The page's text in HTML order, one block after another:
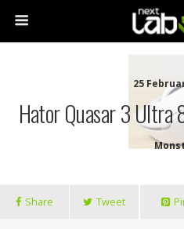
25
Hator Quasar 3 Ultra
Share Tweet